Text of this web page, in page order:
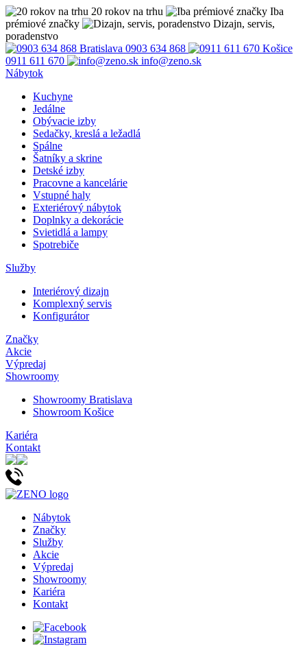
20 rokov na trhu
Iba
prémiové značky
Dizajn, servis,
poradenstvo
Bratislava 0903 634 868
Košice
0911 611 670
info@zeno.sk
Nábytok
Kuchyne
Jedálne
Obývacie izby
Sedačky, kreslá a ležadlá
Spálne
Šatníky a skrine
Detské izby
Pracovne a kancelárie
Vstupné haly
Exteriérový nábytok
Doplnky a dekorácie
Svietidlá a lampy
Spotrebiče
Služby
Interiérový dizajn
Komplexný servis
Konfigurátor
Značky
Akcie
Výpredaj
Showroomy
Showroomy Bratislava
Showroom Košice
Kariéra
Kontakt
Nábytok
Značky
Služby
Akcie
Výpredaj
Showroomy
Kariéra
Kontakt